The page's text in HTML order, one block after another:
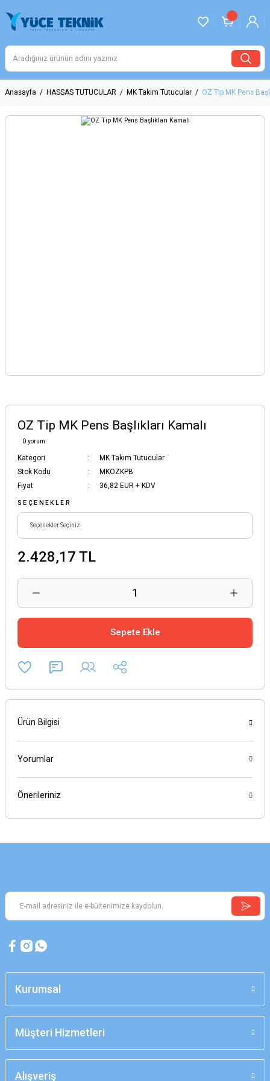
Anasayfa HASSAS TUTUCULAR MK Takım Tutucular OZ Tip MK Pens
OZ Tip MK Pens Başlıkları Kamalı
0 yorum
Kategori
MK Takım Tutucular
Stok Kodu
MKOZKPB
Fiyat
36,82 EUR + KDV
SEÇENEKLER
2.428,17 TL
Sepete Ekle
Ürün Bilgisi
Yorumlar
Önerileriniz
Kurumsal
Müşteri Hizmetleri
Alışveriş